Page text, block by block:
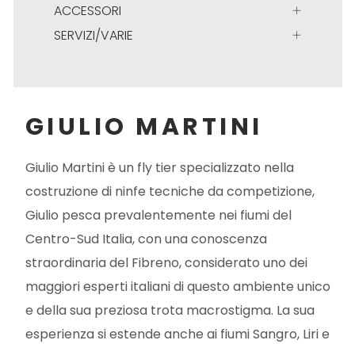
ACCESSORI
SERVIZI/VARIE
GIULIO MARTINI
Giulio Martini è un fly tier specializzato nella
costruzione di ninfe tecniche da competizione,
Giulio pesca prevalentemente nei fiumi del
Centro-Sud Italia, con una conoscenza
straordinaria del Fibreno, considerato uno dei
maggiori esperti italiani di questo ambiente unico
e della sua preziosa trota macrostigma. La sua
esperienza si estende anche ai fiumi Sangro, Liri e